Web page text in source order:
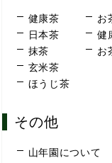
健康茶
日本茶
抹茶
玄米茶
ほうじ茶
お
健
お
その他
山年園について